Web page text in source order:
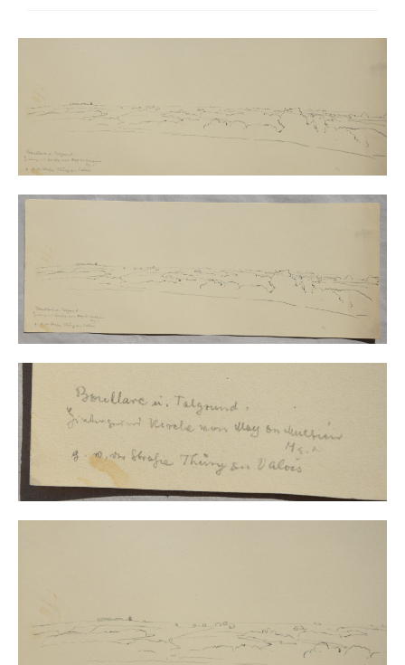
Themenflyer: Richild Holt
Themenflyer: Ernst Geitlinger
Themenflyer: Michel Wagner
Buchempfehlungen
Richild Holt – Farbe und Linie
Walter Becker (1893-1984) Malerei und Grafik
Der Maler Richard Sprick (1901-1976)
Suche
Über Uns
Über Uns